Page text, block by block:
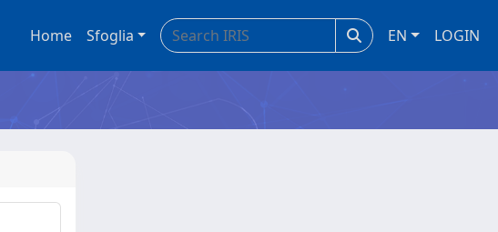
Home Sfoglia EN LOGIN